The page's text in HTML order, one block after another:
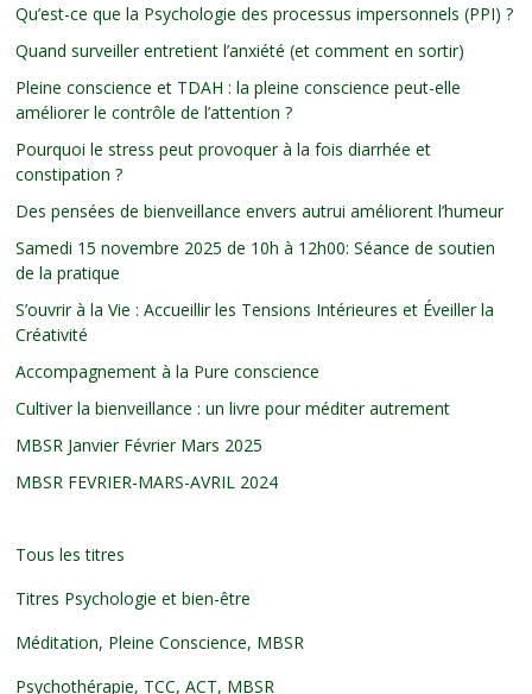
Qu’est-ce que la Psychologie des processus impersonnels (PPI) ?
Quand surveiller entretient l’anxiété (et comment en sortir)
Pleine conscience et TDAH : la pleine conscience peut-elle
améliorer le contrôle de l’attention ?
Pourquoi le stress peut provoquer à la fois diarrhée et
constipation ?
Des pensées de bienveillance envers autrui améliorent l’humeur
Samedi 15 novembre 2025 de 10h à 12h00: Séance de soutien
de la pratique
S’ouvrir à la Vie : Accueillir les Tensions Intérieures et Éveiller la
Créativité
Accompagnement à la Pure conscience
Cultiver la bienveillance : un livre pour méditer autrement
MBSR Janvier Février Mars 2025
MBSR FEVRIER-MARS-AVRIL 2024
Tous les titres
Titres Psychologie et bien-être
Méditation, Pleine Conscience, MBSR
Psychothérapie, TCC, ACT, MBSR